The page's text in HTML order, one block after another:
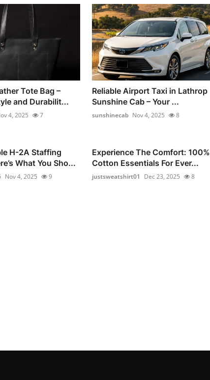
Tote Bag –
and Durabilit...
4, 2025 7
Reliable Airport Taxi in Lathrop |
Sunshine Cab – Your ...
sunshinecab Nov 4, 2025 8
H-2A Staffing
What You Sho...
Nov 4, 2025 9
Experience The Comfort: 100%
Cotton Essentials For Ever...
justsweatshirt01 Dec 23, 2025 8